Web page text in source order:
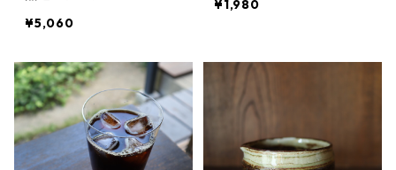
¥5,060
¥1,980